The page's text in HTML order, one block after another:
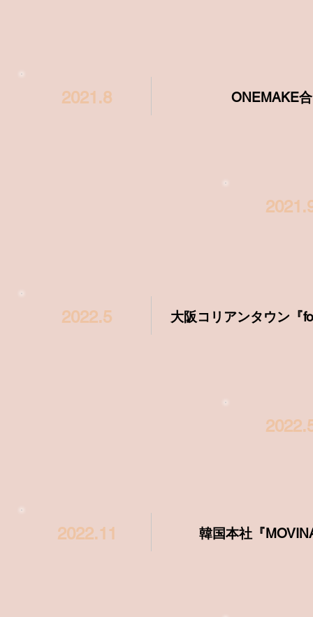
2021.8 ONEMAKE
2022.5 大阪コリアンタウン『
2022.11 韓国本社『